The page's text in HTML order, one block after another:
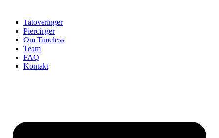
Tatoveringer
Piercinger
Om Timeless
Team
FAQ
Kontakt